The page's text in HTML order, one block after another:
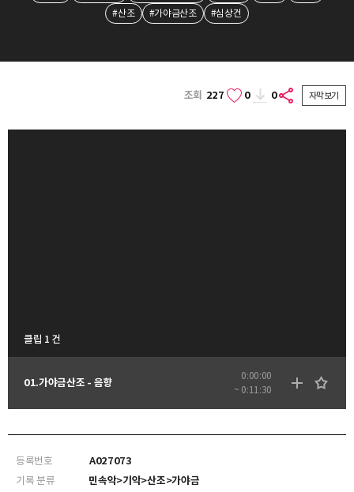
#산조
#가야금산조 #심상건
조회 227 0 0 자막보기
클립 1 건
01.가야금산조 - 음향
0:00:00
~ 0:11:30
등록번호
A027073
기록 분류
민속악>기악>산조>가야금